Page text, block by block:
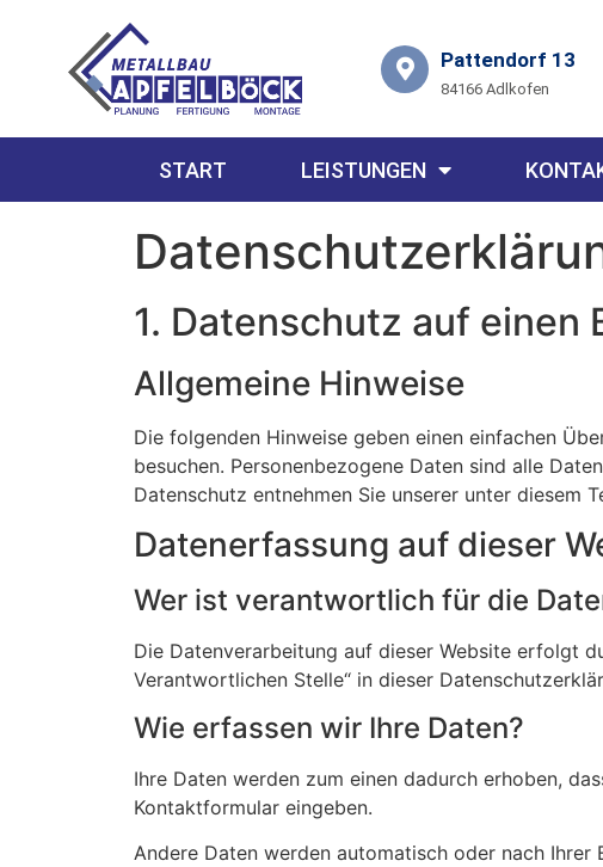
Pattendorf 13
84166 Adlkofen
START LEISTUNGEN
1. Datenschutz auf einen
Allgemeine Hinweise
Die folgenden Hinweise geben einen einfachen
besuchen. Personenbezogene Daten sind alle
Datenschutz entnehmen Sie unserer unter diesem
Datenerfassung auf dieser
Wer ist verantwortlich für die
Die Datenverarbeitung auf dieser Website erfolgt
Verantwortlichen Stelle“ in dieser
Wie erfassen wir Ihre Daten?
Ihre Daten werden zum einen dadurch erhoben,
Kontaktformular eingeben.
Andere Daten werden automatisch oder nach